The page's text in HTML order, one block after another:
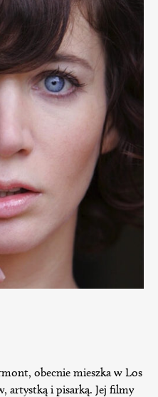
obecnie mieszka w Los
artystką i pisarką. Jej filmy